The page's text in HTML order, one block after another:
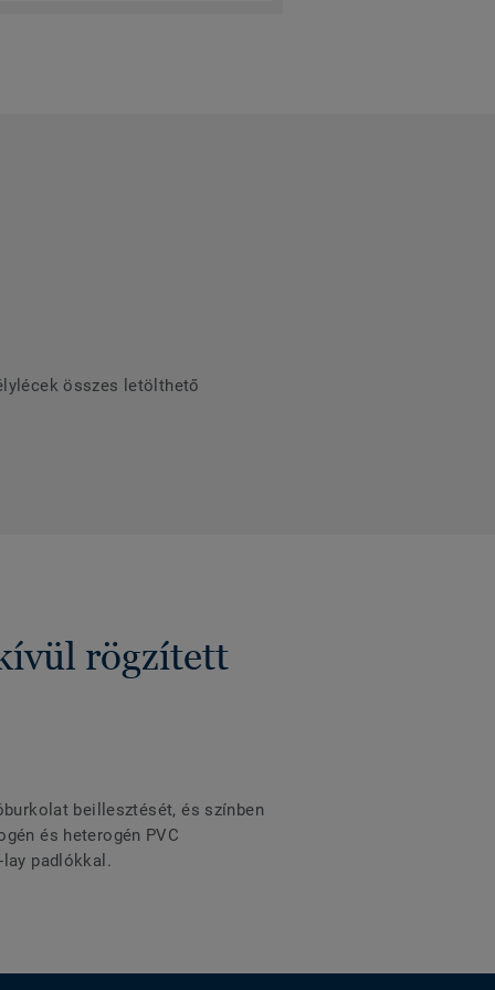
összes letölthető
rögzített
beillesztését, és színben
és heterogén PVC
padlókkal.